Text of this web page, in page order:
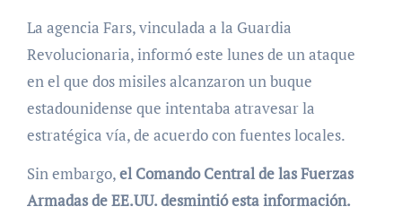
La agencia Fars, vinculada a la Guardia
Revolucionaria, informó este lunes de un ataque
en el que dos misiles alcanzaron un buque
estadounidense que intentaba atravesar la
estratégica vía, de acuerdo con fuentes locales.
Sin embargo,el Comando Central de las Fuerzas
Armadas de EE.UU. desmintió esta información.